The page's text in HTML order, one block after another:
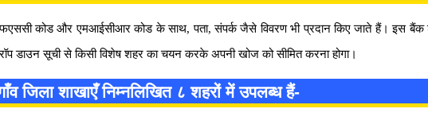
कोड और एमआईसीआर कोड के साथ, पता, संपर्क जैसे विवरण भी प्रदान किए जाते हैं। इस
डाउन सूची से किसी विशेष शहर का चयन करके अपनी खोज को सीमित करना होगा।
जिला शाखाएँ निम्नलिखित ८ शहरों में उपलब्ध हैं-